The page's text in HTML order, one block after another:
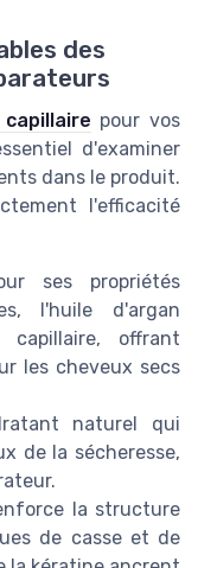
des
pour vos
d'examiner
dans le produit.
l'efficacité
ses propriétés
l'huile d'argan
offrant
les cheveux secs
naturel qui
de la sécheresse,
la structure
de casse et de